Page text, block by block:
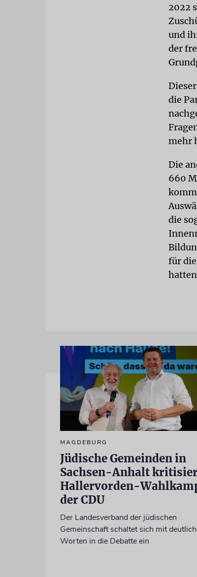
2022
und
der
die
mehr
Die
660
die
für
MAGDEBURG
Jüdische Gemeinden in
Sachsen-Anhalt
Hallervorden-
der CDU
Der Landesverband der jüdischen
Gemeinschaft schaltet sich mit
Worten in die Debatte ein